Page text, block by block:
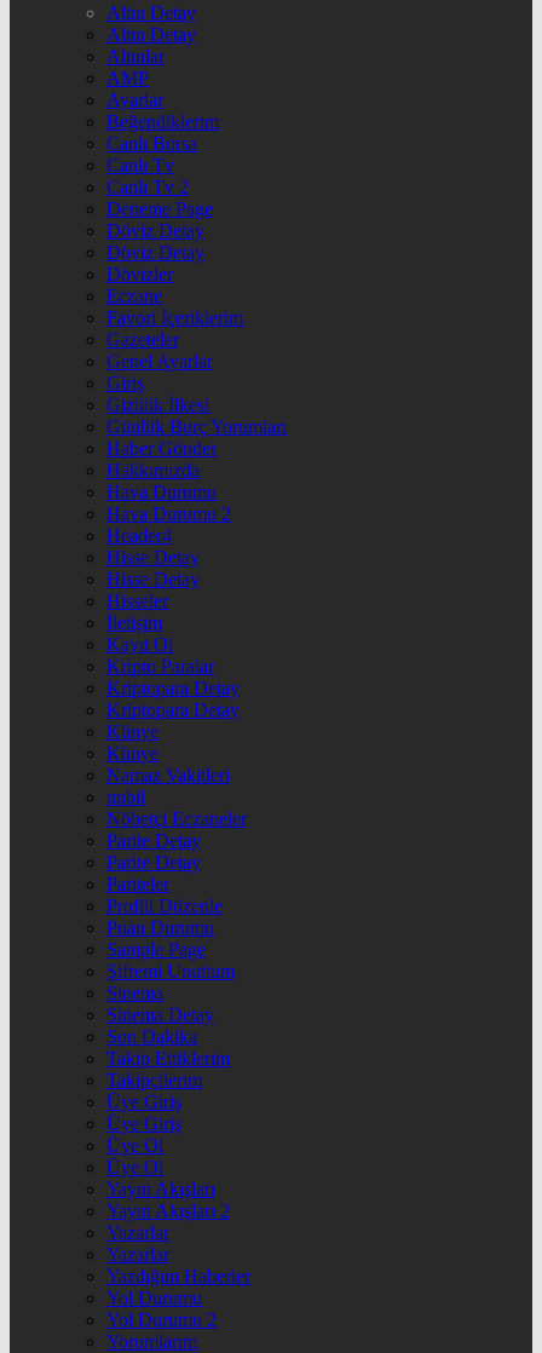
Altın Detay
Altın Detay
Altınlar
AMP
Ayarlar
Beğendiklerim
Canlı Borsa
Canlı Tv
Canlı Tv 2
Deneme Page
Döviz Detay
Döviz Detay
Dövizler
Eczane
Favori İçeriklerim
Gazeteler
Genel Ayarlar
Giriş
Gizlilik İlkesi
Günlük Burç Yorumları
Haber Gönder
Hakkımızda
Hava Durumu
Hava Durumu 2
Header4
Hisse Detay
Hisse Detay
Hisseler
İletişim
Kayıt Ol
Kripto Paralar
Kriptopara Detay
Kriptopara Detay
Künye
Künye
Namaz Vakitleri
nnbil
Nöbetçi Eczaneler
Parite Detay
Parite Detay
Pariteler
Profili Düzenle
Puan Durumu
Sample Page
Şifremi Unuttum
Sinema
Sinema Detay
Son Dakika
Takip Ettiklerim
Takipçilerim
Üye Giriş
Üye Giriş
Üye Ol
Üye Ol
Yayın Akışları
Yayın Akışları 2
Yazarlar
Yazarlar
Yazdığım Haberler
Yol Durumu
Yol Durumu 2
Yorumlarım